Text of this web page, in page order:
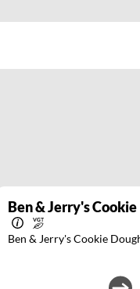
Ben & Jerry's Cookie
Ben & Jerry's Cookie